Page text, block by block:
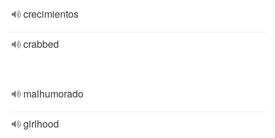
crecimientos
crabbed
malhumorado
girlhood